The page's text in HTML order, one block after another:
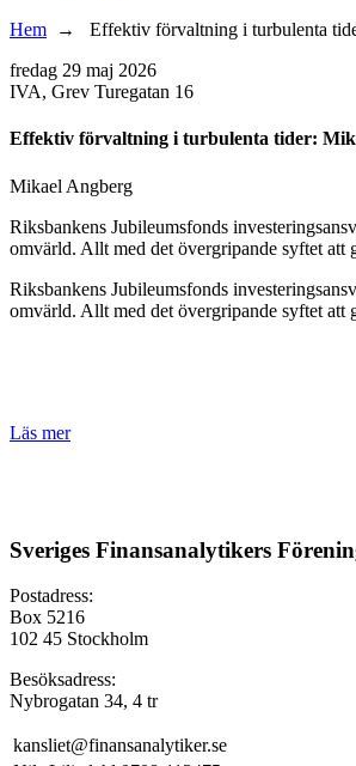
Hem → Effektiv förvaltning i turbulenta
fredag 29 maj 2026
IVA, Grev Turegatan 16
Effektiv förvaltning i turbulenta tider:
Mikael Angberg
Riksbankens Jubileumsfonds
omvärld. Allt med det övergripande syftet
Riksbankens Jubileumsfonds
omvärld. Allt med det övergripande syftet
Läs mer
Sveriges Finansanalytikers
Postadress:
Box 5216
102 45 Stockholm
Besöksadress:
Nybrogatan 34, 4 tr
kansliet@finansanalytiker.se